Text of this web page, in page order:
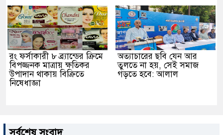
রং ফর্সাকারী ৮ ব্র্যান্ডের ক্রিমে
বিপজ্জনক মাত্রায় ক্ষতিকর
উপাদান থাকায় বিক্রিতে
নিষেধাজ্ঞা
অত্যাচারের ছবি যেন আর
তুলতে না হয়, সেই সমাজ
গড়তে হবে: আলাল